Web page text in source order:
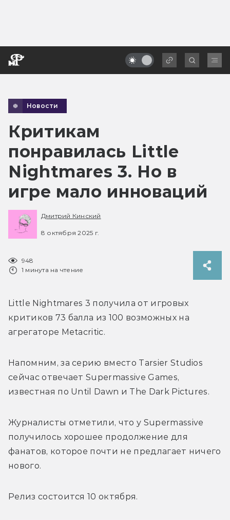
Новости
Критикам
понравилась Little
Nightmares 3. Но в
игре мало инноваций
Дмитрий Кинский
8 октября 2025 г.
948
1 минута на чтение
Little Nightmares 3 получила от игровых
критиков 73 балла из 100 возможных на
агрегаторе Metacritic.
Напомним, за серию вместо Tarsier Studios
сейчас отвечает Supermassive Games,
известная по Until Dawn и The Dark Pictures.
Журналисты отметили, что у Supermassive
получилось хорошее продолжение для
фанатов, которое почти не предлагает ничего
нового.
Релиз состоится 10 октября.